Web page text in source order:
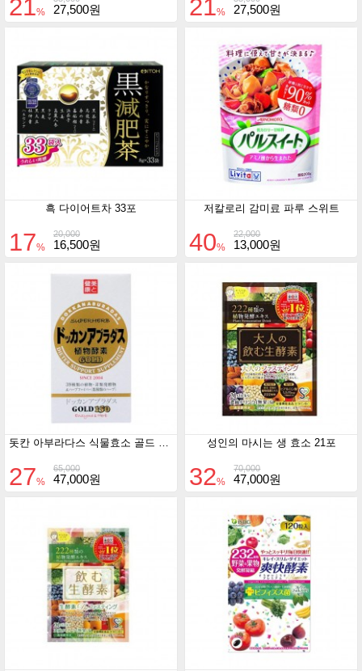
21% 27,500원 21% 27,500원
흑 다이어트차 33포
20,000
17% 16,500원
저칼로리 감미료 파루 스위트
22,000
40% 13,000원
돗칸 아부라다스 식물효소 골드 150정
65,000
27% 47,000원
성인의 마시는 생 효소 21포
70,000
32% 47,000원